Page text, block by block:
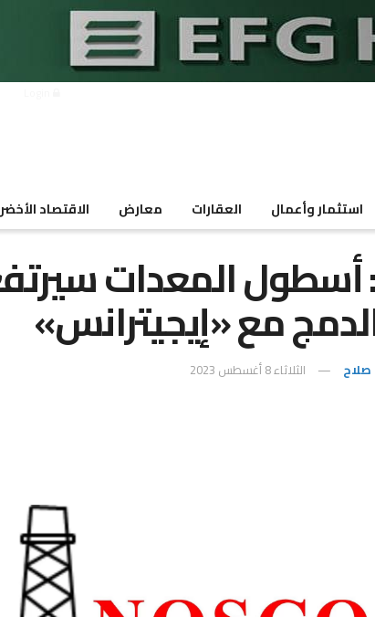
استثمار وأعمال العقارات معارض الاقتصاد الأخضر
مع «إيجيترانس»
الثلاثاء 8 أغسطس 2023